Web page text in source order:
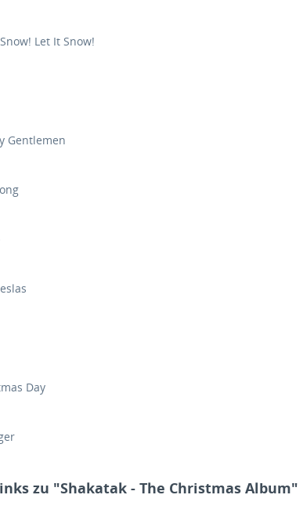
Let It Snow!
Gentlemen
Day
zu "Shakatak - The Christmas Album"